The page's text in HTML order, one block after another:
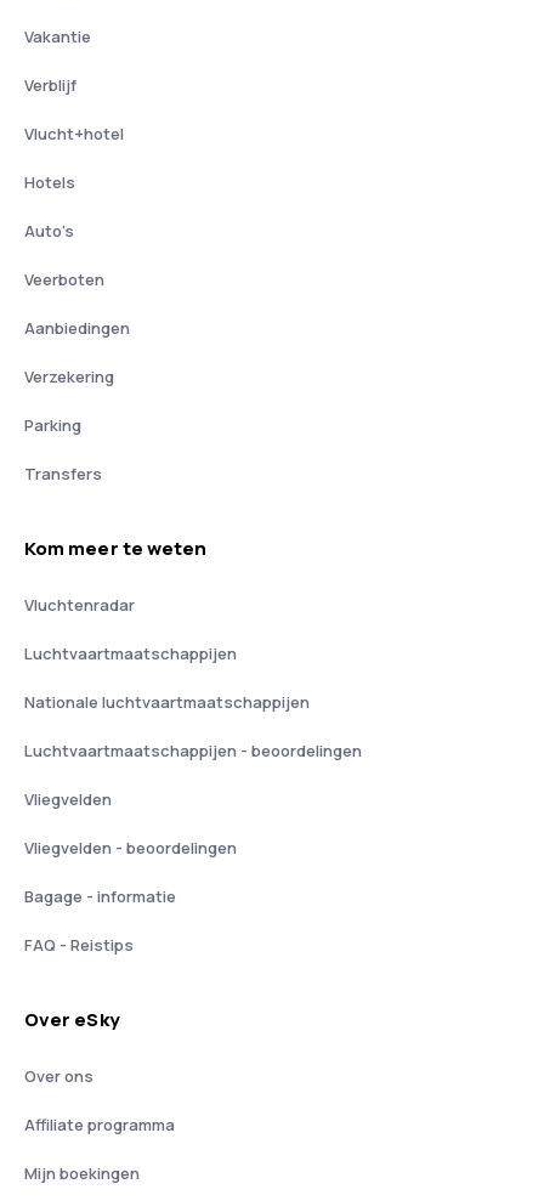
Vakantie
Verblijf
Vlucht+hotel
Hotels
Auto's
Veerboten
Aanbiedingen
Verzekering
Parking
Transfers
Kom meer te weten
Vluchtenradar
Luchtvaartmaatschappijen
Nationale luchtvaartmaatschappijen
Luchtvaartmaatschappijen - beoordelingen
Vliegvelden
Vliegvelden - beoordelingen
Bagage - informatie
FAQ - Reistips
Over eSky
Over ons
Affiliate programma
Mijn boekingen